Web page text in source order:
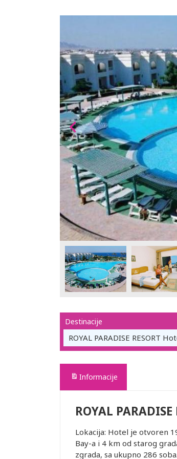
Destinacije
ROYAL PARADISE RESORT
Informacije
ROYAL
Lokacija: Hotel je otvoren
Bay-a i 4 km od starog
zgrada, sa ukupno 286